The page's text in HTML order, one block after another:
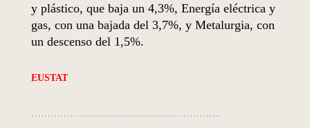
y plástico, que baja un 4,3%, Energía eléctrica y
gas, con una bajada del 3,7%, y Metalurgia, con
un descenso del 1,5%.
EUSTAT